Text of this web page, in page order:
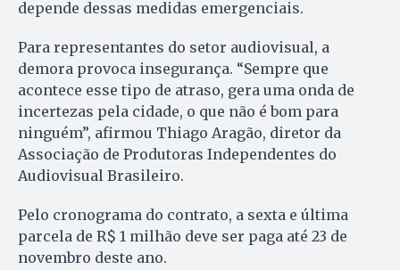
depende dessas medidas emergenciais.
Para representantes do setor audiovisual, a
demora provoca insegurança. “Sempre que
acontece esse tipo de atraso, gera uma onda de
incertezas pela cidade, o que não é bom para
ninguém”, afirmou Thiago Aragão, diretor da
Associação de Produtoras Independentes do
Audiovisual Brasileiro.
Pelo cronograma do contrato, a sexta e última
parcela de R$ 1 milhão deve ser paga até 23 de
novembro deste ano.